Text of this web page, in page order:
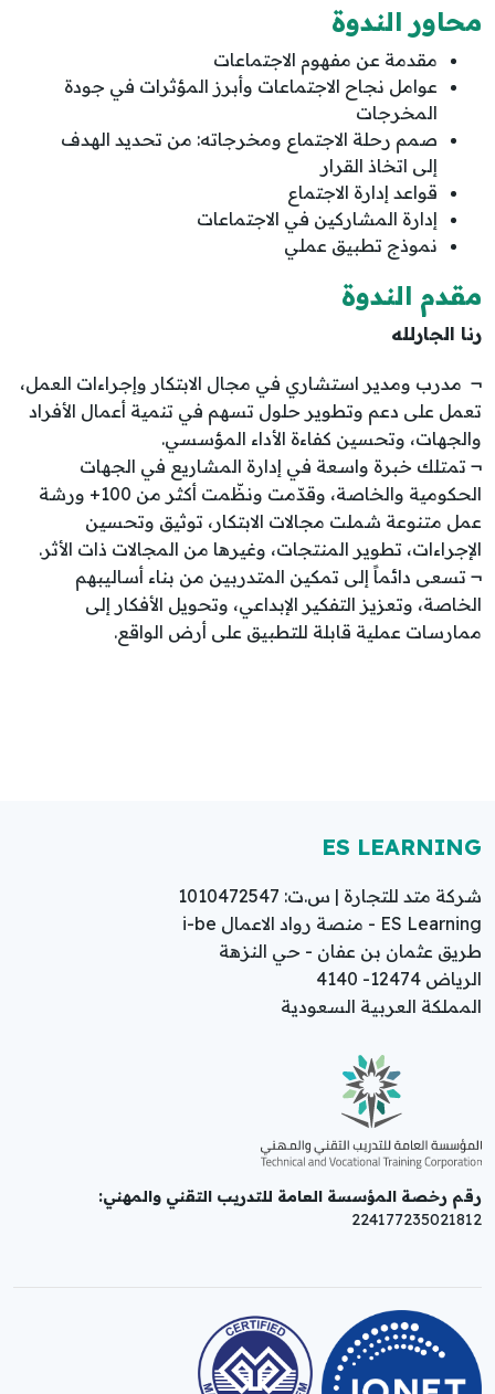
محاور الندوة
مقدمة عن مفهوم الاجتماعات
عوامل نجاح الاجتماعات وأبرز المؤثرات في جودة
المخرجات
صمم رحلة الاجتماع ومخرجاته: من تحديد الهدف
إلى اتخاذ القرار
قواعد إدارة الاجتماع
إدارة المشاركين في الاجتماعات
نموذج تطبيق عملي
مقدم الندوة
رنا الجارلله
¬ مدرب ومدير استشاري في مجال الابتكار وإجراءات العمل،
تعمل على دعم وتطوير حلول تسهم في تنمية أعمال الأفراد
والجهات، وتحسين كفاءة الأداء المؤسسي.
¬ تمتلك خبرة واسعة في إدارة المشاريع في الجهات
الحكومية والخاصة، وقدّمت ونظّمت أكثر من 100+ ورشة
عمل متنوعة شملت مجالات الابتكار، توثيق وتحسين
الإجراءات، تطوير المنتجات، وغيرها من المجالات ذات الأثر.
¬ تسعى دائماً إلى تمكين المتدربين من بناء أساليبهم
الخاصة، وتعزيز التفكير الإبداعي، وتحويل الأفكار إلى
ممارسات عملية قابلة للتطبيق على أرض الواقع.
ES LEARNING
شركة متد للتجارة | س.ت: 1010472547
ES Learning - منصة رواد الاعمال i-be
طريق عثمان بن عفان - حي النزهة
الرياض 12474- 4140
المملكة العربية السعودية
رقم رخصة المؤسسة العامة للتدريب التقني والمهني:
224177235021812